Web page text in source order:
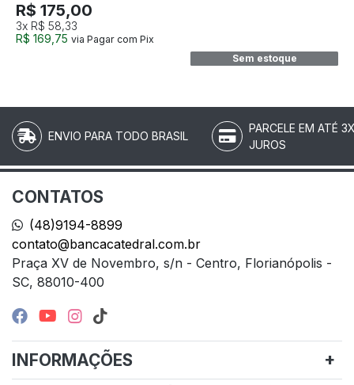
R$ 175,00
3x R$ 58,33
R$ 169,75 via Pagar com Pix
Sem estoque
ENVIO PARA TODO BRASIL
PARCELE EM ATÉ
JUROS
CONTATOS
(48)9194-8899
contato@bancacatedral.com.br
Praça XV de Novembro, s/n - Centro, Florianópolis -
SC, 88010-400
INFORMAÇÕES